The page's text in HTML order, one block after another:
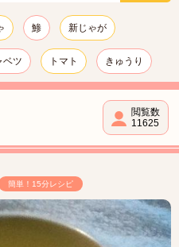
鯵 新じゃが
ベツ トマト きゅうり
閲覧数
11625
簡単！15分レシピ